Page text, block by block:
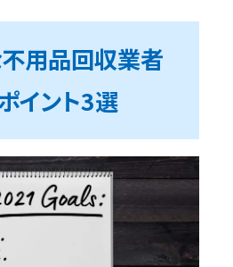
用品回収業者
イント3選